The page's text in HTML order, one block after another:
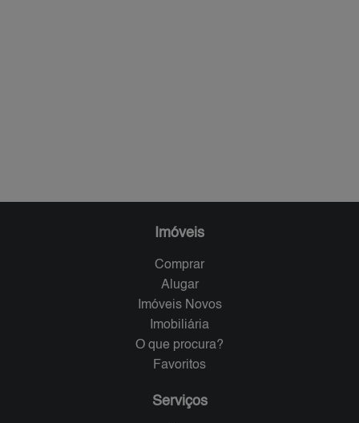
Imóveis
Comprar
Alugar
Imóveis Novos
Imobiliária
O que procura?
Favoritos
Serviços